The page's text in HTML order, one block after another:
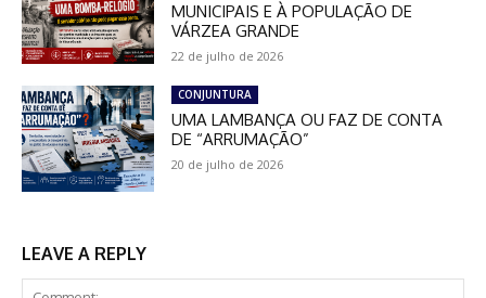
MUNICIPAIS E À POPULAÇÃO DE
VÁRZEA GRANDE
22 de julho de 2026
CONJUNTURA
UMA LAMBANÇA OU FAZ DE CONTA
DE “ARRUMAÇÃO”
20 de julho de 2026
LEAVE A REPLY